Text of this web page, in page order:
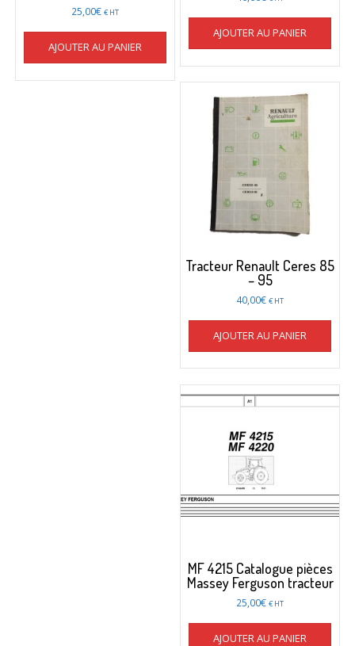
25,00€ € HT
AJOUTER AU PANIER
AJOUTER AU PANIER
Tracteur Renault Ceres 85
– 95
40,00€ € HT
AJOUTER AU PANIER
MF 4215 Catalogue pièces
Massey Ferguson tracteur
25,00€ € HT
AJOUTER AU PANIER